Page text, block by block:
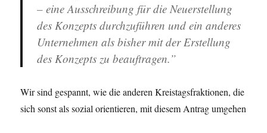
– eine Ausschreibung für die Neuerstellung
des Konzepts durchzuführen und ein anderes
Unternehmen als bisher mit der Erstellung
des Konzepts zu beauftragen.”
Wir sind gespannt, wie die anderen Kreistagsfraktionen, die
sich sonst als sozial orientieren, mit diesem Antrag umgehen